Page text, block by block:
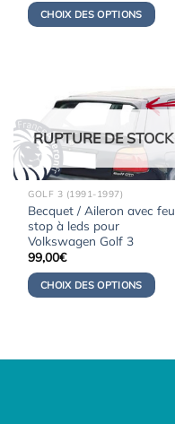
initial
était :
159,00€.
actuel
est :
139,00€.
CHOIX DES OPTIONS
RUPTURE DE STOCK
GOLF 3 (1991-1997)
Becquet / Aileron avec feu
stop à leds pour
Volkswagen Golf 3
99,00€
CHOIX DES OPTIONS